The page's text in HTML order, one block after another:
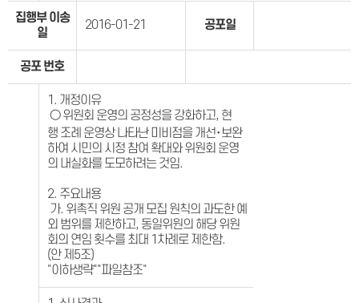
집행부 이송
일
2016-01-21 공포일
공포 번호
1. 개정이유
○ 위원회 운영의 공정성을 강화하고, 현
행 조례 운영상 나타난 미비점을 개선･보완
하여 시민의 시정 참여 확대와 위원회 운영
의 내실화를 도모하려는 것임.
2. 주요내용
가. 위촉직 위원 공개 모집 원칙의 과도한 예
외 범위를 제한하고, 동일위원의 해당 위원
회의 연임 횟수를 최대 1차례로 제한함.
(안 제5조)
"이하생략""파일참조"